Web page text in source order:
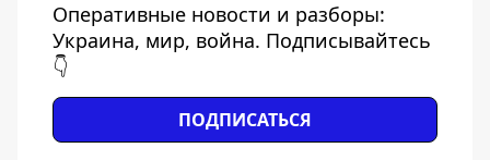
Оперативные новости и разборы:
Украина, мир, война. Подписывайтесь
👇
ПОДПИСАТЬСЯ